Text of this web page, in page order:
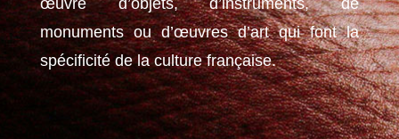
monuments ou d’œuvres d’art qui font la
spécificité de la culture française.